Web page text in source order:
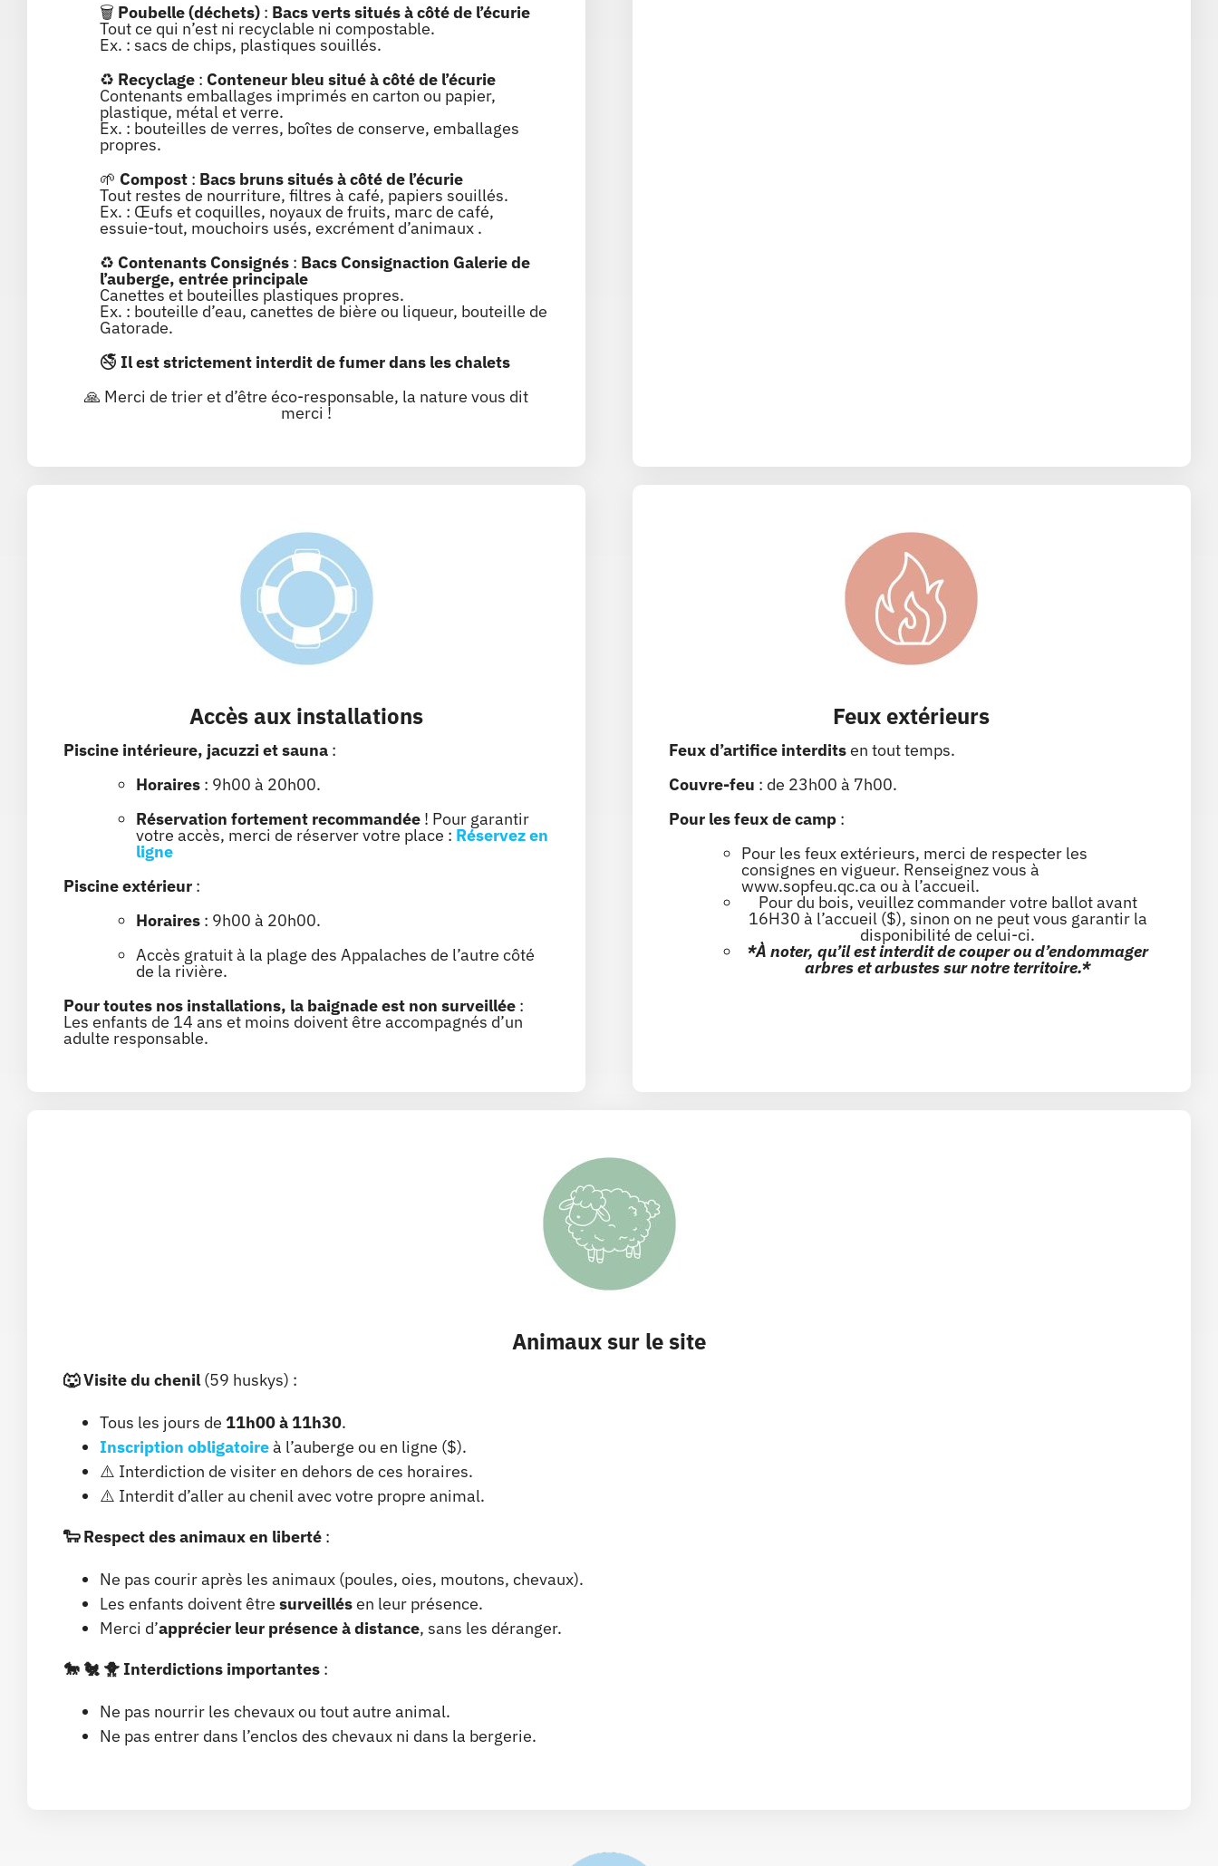
🗑️ Poubelle (déchets): Bacs verts situésà côté de l’écurie
Tout ce qui n’est ni recyclable ni compostable.
Ex. : sacs de chips, plastiques souillés.
♻️ Recyclage: Conteneur bleu situéà côté de l’écurie
Contenants emballages imprimés en carton ou papier,
plastique, métal et verre.
Ex. : bouteilles de verres, boîtes de conserve, emballages
propres.
🌱 Compost: Bacs bruns situésà côté de l’écurie
Tout restes de nourriture, filtres à café, papiers souillés.
Ex. : Œufs et coquilles, noyaux de fruits, marc de café,
essuie-tout, mouchoirs usés, excrément d’animaux.
♻️ Contenants Consignés: Bacs Consignaction Galerie de
l’auberge, entrée principale
Canettes et bouteilles plastiques propres.
Ex. : bouteille d’eau, canettes de bière ou liqueur, bouteille de
Gatorade.
🚭 Il est strictement interdit de fumer dans les chalets
🙏 Merci de trier et d’être éco-responsable, la nature vous dit
merci !
Accès aux installations
Piscine intérieure, jacuzzi et sauna:
Horaires: 9h00 à 20h00.
Réservation fortement recommandée! Pour garantir
votre accès, merci de réserver votre place : Réservez en
ligne
Piscine extérieur:
Horaires: 9h00 à 20h00.
Accès gratuit à la plage des Appalaches de l’autre côté
de la rivière.
Pour toutes nos installations, la baignade est non surveillée:
Les enfants de 14 ans et moins doivent être accompagnés d’un
adulte responsable.
Feux extérieurs
Feux d’artifice interditsen tout temps.
Couvre-feu : de 23h00 à 7h00.
Pour les feux de camp:
Pour les feux extérieurs, merci de respecter les
consignes en vigueur. Renseignez vous à
www.sopfeu.qc.ca ou à l’accueil.
Pour du bois, veuillez commander votre ballotavant
16H30 à l’accueil($), sinon on ne peut vous garantirla
disponibilité de celui-ci.
*À noter, qu’il est interdit de couper ou d’endommager
arbres et arbustes sur notre territoire.*
Animaux sur le site
🐺Visite du chenil(59 huskys) :
Tous les jours de 11h00 à 11h30.
Inscription obligatoireà l’auberge ou en ligne ($).
⚠️ Interdiction de visiter en dehors de ces horaires.
⚠️ Interdit d’aller au chenil avec votre propre animal.
🐑Respect des animaux en liberté:
Ne pas courir après les animaux (poules, oies, moutons, chevaux).
Les enfants doivent être surveillésen leur présence.
Merci d’apprécier leur présence à distance, sans les déranger.
🐎 🐔 🐥 Interdictions importantes:
Ne pas nourrir les chevaux ou tout autre animal.
Ne pas entrer dans l’enclos des chevaux ni dans la bergerie.